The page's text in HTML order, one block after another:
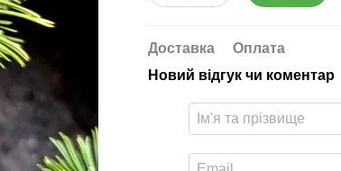
Доставка
Оплата
Новий відгук чи коментар